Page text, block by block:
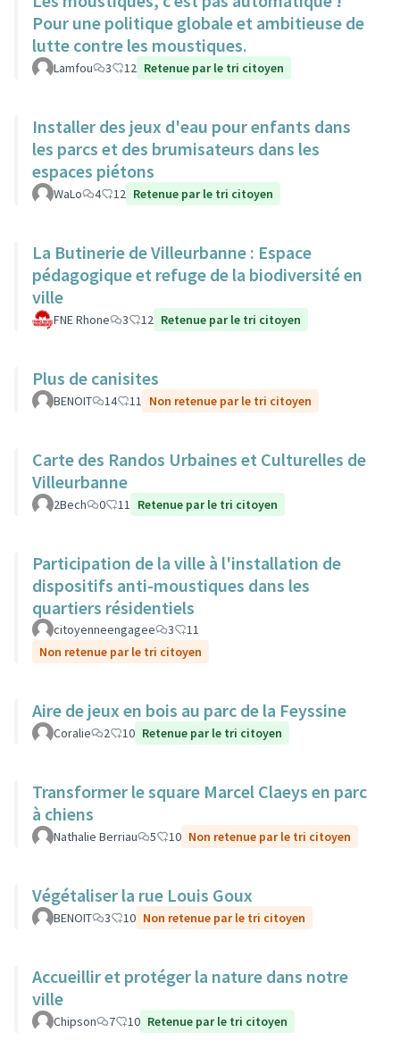
Pour une politique globale et ambitieuse de
lutte contre les moustiques.
Lamfou 3 12 Retenue par le tri citoyen
Installer des jeux d'eau pour enfants dans
les parcs et des brumisateurs dans les
espaces piétons
WaLo 4 12 Retenue par le tri citoyen
La Butinerie de Villeurbanne : Espace
pédagogique et refuge de la biodiversité en
ville
FNE Rhone 3 12 Retenue par le tri citoyen
Plus de canisites
BENOIT 14 11 Non retenue par le tri citoyen
Carte des Randos Urbaines et Culturelles de
Villeurbanne
2Bech 0 11 Retenue par le tri citoyen
Participation de la ville à l'installation de
dispositifs anti-moustiques dans les
quartiers résidentiels
citoyenneengagee 3
11
Non retenue par le tri citoyen
Aire de jeux en bois au parc de la Feyssine
Coralie 2 10 Retenue par le tri citoyen
Transformer le square Marcel Claeys en parc
à chiens
Nathalie Berriau 5 10 Non retenue par le tri citoyen
Végétaliser la rue Louis Goux
BENOIT 3 10 Non retenue par le tri citoyen
Accueillir et protéger la nature dans notre
ville
Chipson 7 10 Retenue par le tri citoyen